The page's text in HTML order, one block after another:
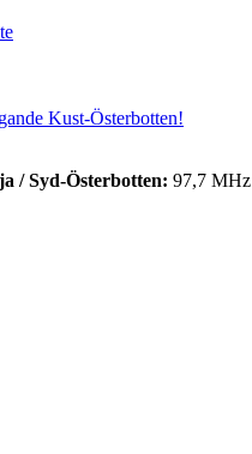
Kust-Österbotten!
/ Syd-Österbotten: 97,7 MHz